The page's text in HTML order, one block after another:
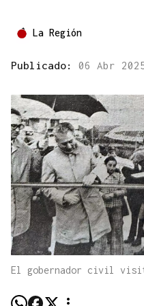
La Región
Publicado: 06 Abr
El gobernador civil